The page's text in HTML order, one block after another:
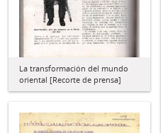
La transformación del mundo
oriental [Recorte de prensa]